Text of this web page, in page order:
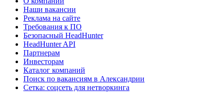
Наши вакансии
Реклама на сайте
Требования к ПО
Безопасный HeadHunter
HeadHunter API
Партнерам
Инвесторам
Каталог компаний
Поиск по вакансиям в Александрии
Сетка: соцсеть для нетворкинга